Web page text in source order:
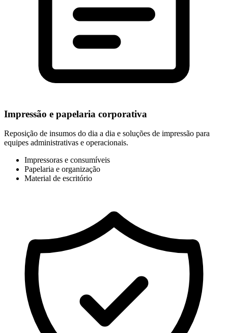
Impressão e papelaria corporativa
Reposição de insumos do dia a dia e soluções de impressão para
equipes administrativas e operacionais.
Impressoras e consumíveis
Papelaria e organização
Material de escritório